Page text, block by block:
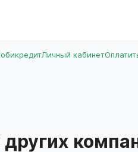
Личный кабинет